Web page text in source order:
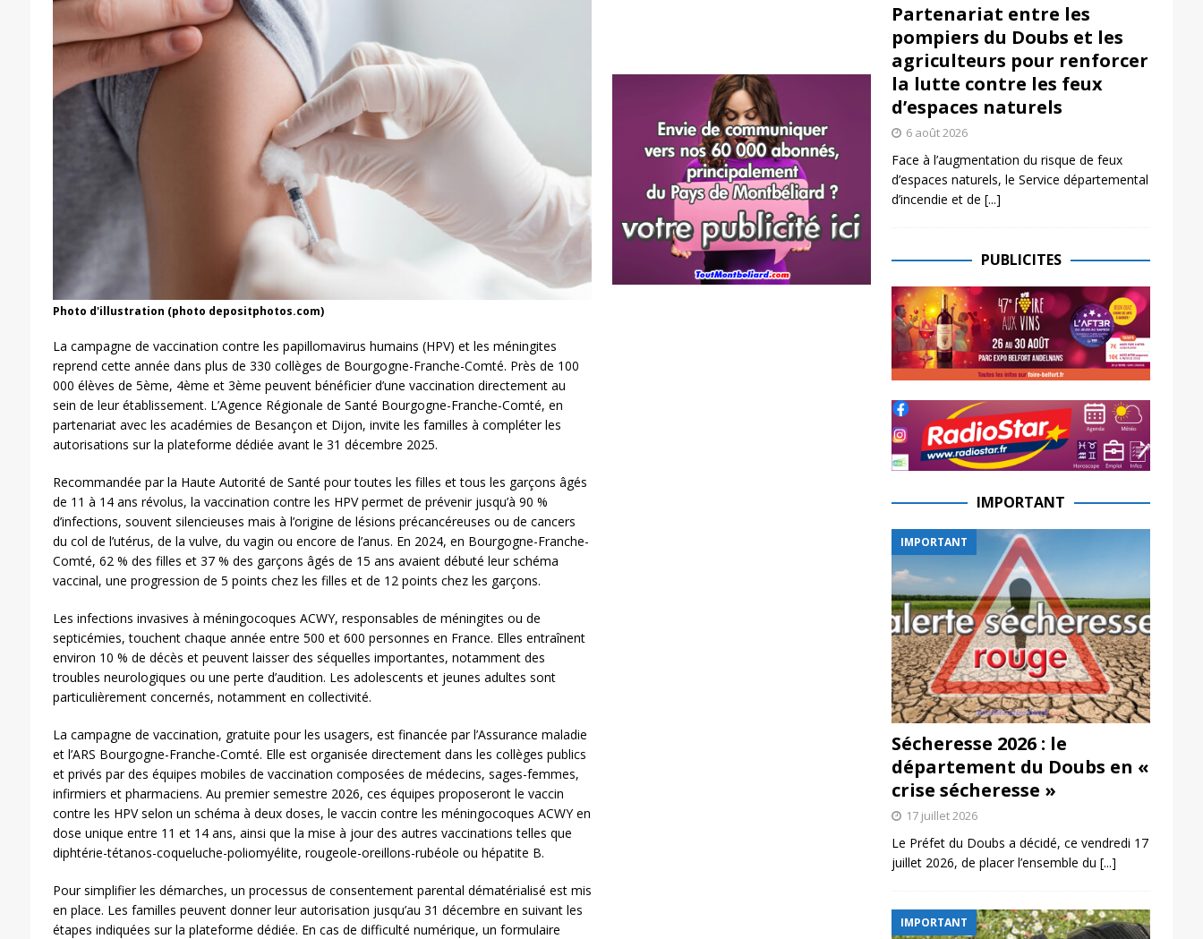
Photo d'illustration (photo depositphotos.com)
La campagne de vaccination contre les papillomavirus humains (HPV) et les méningites
reprend cette année dans plus de 330 collèges de Bourgogne-Franche-Comté. Près de 100
000 élèves de 5ème, 4ème et 3ème peuvent bénéficier d’une vaccination directement au
sein de leur établissement. L’Agence Régionale de Santé Bourgogne-Franche-Comté, en
partenariat avec les académies de Besançon et Dijon, invite les familles à compléter les
autorisations sur la plateforme dédiée avant le 31 décembre 2025.
Recommandée par la Haute Autorité de Santé pour toutes les filles et tous les garçons âgés
de 11 à 14 ans révolus, la vaccination contre les HPV permet de prévenir jusqu’à 90 %
d’infections, souvent silencieuses mais à l’origine de lésions précancéreuses ou de cancers
du col de l’utérus, de la vulve, du vagin ou encore de l’anus. En 2024, en Bourgogne-Franche-
Comté, 62 % des filles et 37 % des garçons âgés de 15 ans avaient débuté leur schéma
vaccinal, une progression de 5 points chez les filles et de 12 points chez les garçons.
Les infections invasives à méningocoques ACWY, responsables de méningites ou de
septicémies, touchent chaque année entre 500 et 600 personnes en France. Elles entraînent
environ 10 % de décès et peuvent laisser des séquelles importantes, notamment des
troubles neurologiques ou une perte d’audition. Les adolescents et jeunes adultes sont
particulièrement concernés, notamment en collectivité.
La campagne de vaccination, gratuite pour les usagers, est financée par l’Assurance maladie
et l’ARS Bourgogne-Franche-Comté. Elle est organisée directement dans les collèges publics
et privés par des équipes mobiles de vaccination composées de médecins, sages-femmes,
infirmiers et pharmaciens. Au premier semestre 2026, ces équipes proposeront le vaccin
contre les HPV selon un schéma à deux doses, le vaccin contre les méningocoques ACWY en
dose unique entre 11 et 14 ans, ainsi que la mise à jour des autres vaccinations telles que
diphtérie-tétanos-coqueluche-poliomyélite, rougeole-oreillons-rubéole ou hépatite B.
Pour simplifier les démarches, un processus de consentement parental dématérialisé est mis
en place. Les familles peuvent donner leur autorisation jusqu’au 31 décembre en suivant les
étapes indiquées sur la plateforme dédiée. En cas de difficulté numérique, un formulaire
Partenariat entre les
pompiers du Doubs et les
agriculteurs pour renforcer
la lutte contre les feux
d’espaces naturels
6 août 2026
Face à l’augmentation du risque de feux
d’espaces naturels, le Service départemental
d’incendie et de [...]
PUBLICITES
IMPORTANT
IMPORTANT
Sécheresse 2026 : le
département du Doubs en «
crise sécheresse »
17 juillet 2026
Le Préfet du Doubs a décidé, ce vendredi 17
juillet 2026, de placer l’ensemble du [...]
IMPORTANT